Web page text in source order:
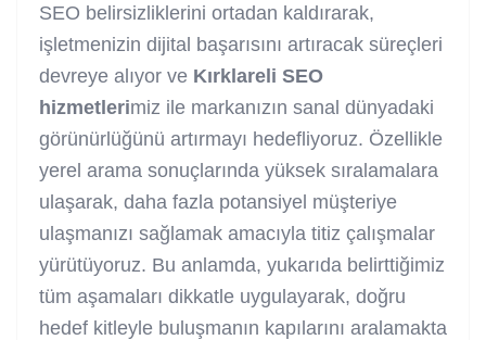
SEO belirsizliklerini ortadan kaldırarak,
işletmenizin dijital başarısını artıracak süreçleri
devreye alıyor ve Kırklareli SEO
hizmetlerimiz ile markanızın sanal dünyadaki
görünürlüğünü artırmayı hedefliyoruz. Özellikle
yerel arama sonuçlarında yüksek sıralamalara
ulaşarak, daha fazla potansiyel müşteriye
ulaşmanızı sağlamak amacıyla titiz çalışmalar
yürütüyoruz. Bu anlamda, yukarıda belirttiğimiz
tüm aşamaları dikkatle uygulayarak, doğru
hedef kitleyle buluşmanın kapılarını aralamakta